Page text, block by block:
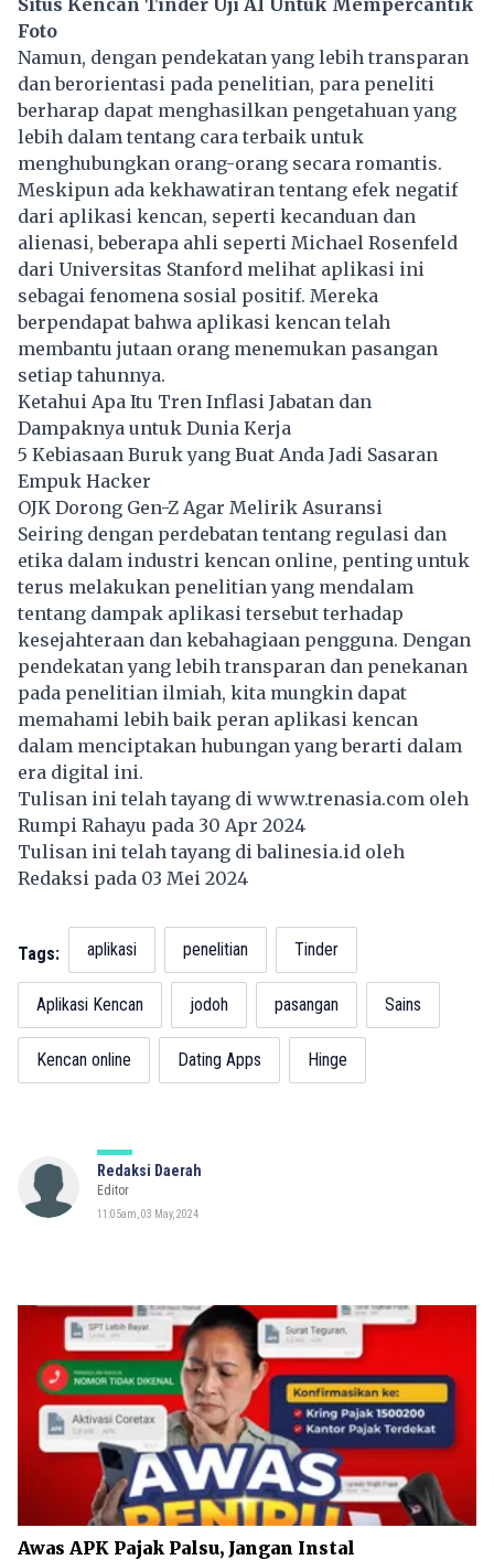
Foto
Namun, dengan pendekatan yang lebih transparan
dan berorientasi pada penelitian, para peneliti
berharap dapat menghasilkan pengetahuan yang
lebih dalam tentang cara terbaik untuk
menghubungkan orang-orang secara romantis.
Meskipun ada kekhawatiran tentang efek negatif
dari aplikasi kencan, seperti kecanduan dan
alienasi, beberapa ahli seperti Michael Rosenfeld
dari Universitas Stanford melihat aplikasi ini
sebagai fenomena sosial positif. Mereka
berpendapat bahwa aplikasi kencan telah
membantu jutaan orang menemukan pasangan
setiap tahunnya.
Ketahui Apa Itu Tren Inflasi Jabatan dan
Dampaknya untuk Dunia Kerja
5 Kebiasaan Buruk yang Buat Anda Jadi Sasaran
Empuk Hacker
OJK Dorong Gen-Z Agar Melirik Asuransi
Seiring dengan perdebatan tentang regulasi dan
etika dalam industri kencan online, penting untuk
terus melakukan penelitian yang mendalam
tentang dampak aplikasi tersebut terhadap
kesejahteraan dan kebahagiaan pengguna. Dengan
pendekatan yang lebih transparan dan penekanan
pada penelitian ilmiah, kita mungkin dapat
memahami lebih baik peran aplikasi kencan
dalam menciptakan hubungan yang berarti dalam
era digital ini.
Tulisan ini telah tayang di www.trenasia.com oleh
Rumpi Rahayu pada 30 Apr 2024
Tulisan ini telah tayang dibalinesia.id oleh
Redaksi pada 03 Mei 2024
Tags: aplikasi penelitian Tinder
Aplikasi Kencan jodoh pasangan Sains
Kencan online Dating Apps Hinge
Redaksi Daerah
Editor
11:05am, 03 May, 2024
Awas APK Pajak Palsu, Jangan Instal